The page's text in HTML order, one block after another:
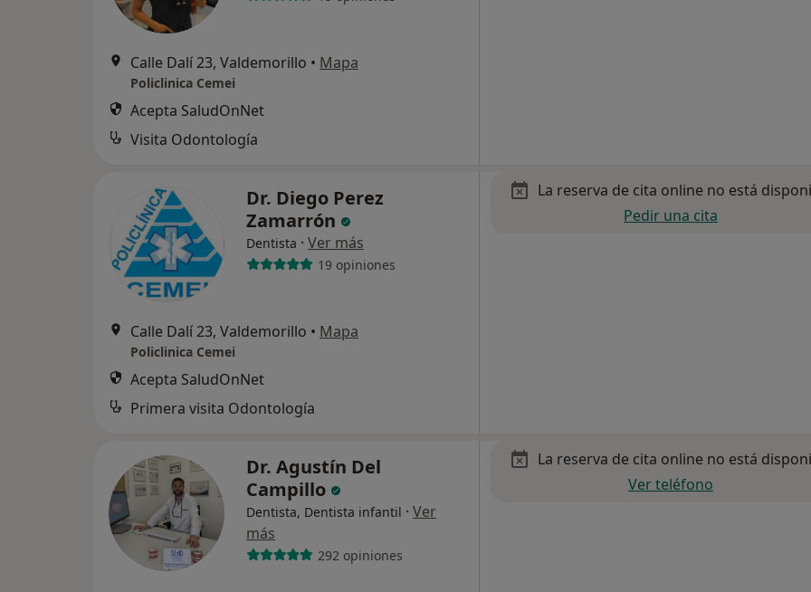
Calle Dalí 23, Valdemorillo • Mapa
Policlinica Cemei
Acepta SaludOnNet
Visita Odontología
Dr. Diego Perez
Zamarrón
Dentista · Ver más
19 opiniones
Calle Dalí 23, Valdemorillo • Mapa
Policlinica Cemei
Acepta SaludOnNet
Primera visita Odontología
La reserva de cita online no está
Pedir una cita
Dr. Agustín Del
Campillo
Dentista, Dentista infantil · Ver
más
292 opiniones
La reserva de cita online no está
Ver teléfono